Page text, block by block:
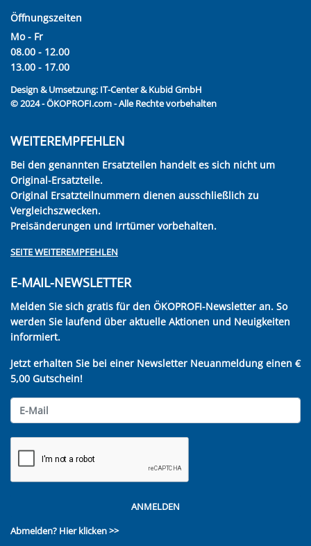
Öffnungszeiten
Mo - Fr
08.00 - 12.00
13.00 - 17.00
Design & Umsetzung: IT-Center & Kubid GmbH
© 2024 - ÖKOPROFI.com - Alle Rechte vorbehalten
WEITEREMPFEHLEN
Bei den genannten Ersatzteilen handelt es sich nicht um
Original-Ersatzteile.
Original Ersatzteilnummern dienen ausschließlich zu
Vergleichszwecken.
Preisänderungen und Irrtümer vorbehalten.
SEITE WEITEREMPFEHLEN
E-MAIL-NEWSLETTER
Melden Sie sich gratis für den ÖKOPROFI-Newsletter an. So
werden Sie laufend über aktuelle Aktionen und Neuigkeiten
informiert.
Jetzt erhalten Sie bei einer Newsletter Neuanmeldung einen €
5,00 Gutschein!
ANMELDEN
Abmelden? Hier klicken >>